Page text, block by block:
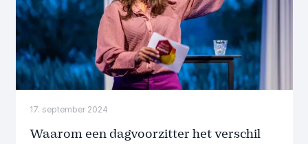
17. september 2024
Waarom een dagvoorzitter het verschil